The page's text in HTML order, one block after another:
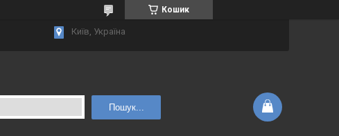
Кошик
Київ, Україна
Пошук...